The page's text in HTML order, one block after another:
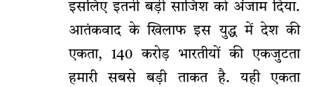
इसलिए इतनी बड़ी साजिश को अंजाम दिया.
आतंकवाद के खिलाफ इस युद्ध में देश की
एकता, 140 करोड़ भारतीयों की एकजुटता
हमारी सबसे बड़ी ताकत है. यही एकता